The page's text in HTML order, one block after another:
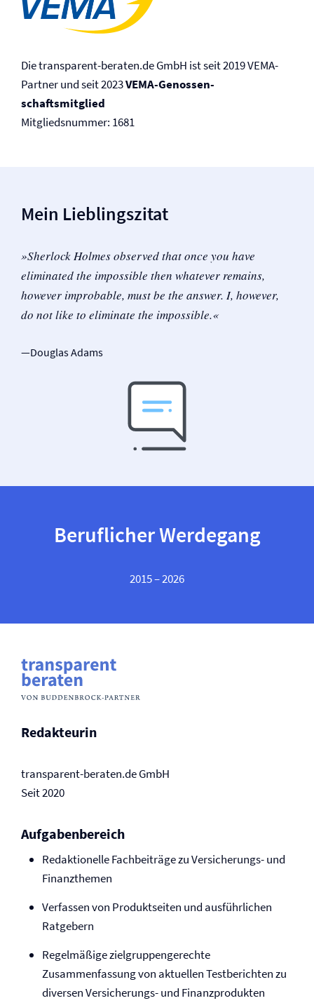
Die transparent-beraten.de GmbH ist seit 2019 VEMA-
Partner und seit 2023VEMA-Genossen­
schaftsmitglied
Mitgliedsnummer: 1681
Mein Lieblingszitat
»Sherlock Holmes observed that once you have
eliminated the impossible then whatever remains,
however improbable, must be the answer. I, however,
do not like to eliminate the impossible.«
—Douglas Adams
Beruflicher Werdegang
2015 – 2026
Redakteurin
transparent-beraten.de GmbH
Seit 2020
Aufgabenbereich
Redaktionelle Fachbeiträge zu Versicherungs- und
Finanzthemen
Verfassen von Produktseiten und ausführlichen
Ratgebern
Regelmäßige zielgruppengerechte
Zusammenfassung von aktuellen Testberichten zu
diversen Versicherungs- und Finanzprodukten